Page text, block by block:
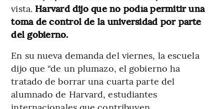
vista. Harvard dijo que no podía permitir una
toma de control de la universidad por parte
del gobierno.
En su nueva demanda del viernes, la escuela
dijo que “de un plumazo, el gobierno ha
tratado de borrar una cuarta parte del
alumnado de Harvard, estudiantes
internacionales que contribuyen